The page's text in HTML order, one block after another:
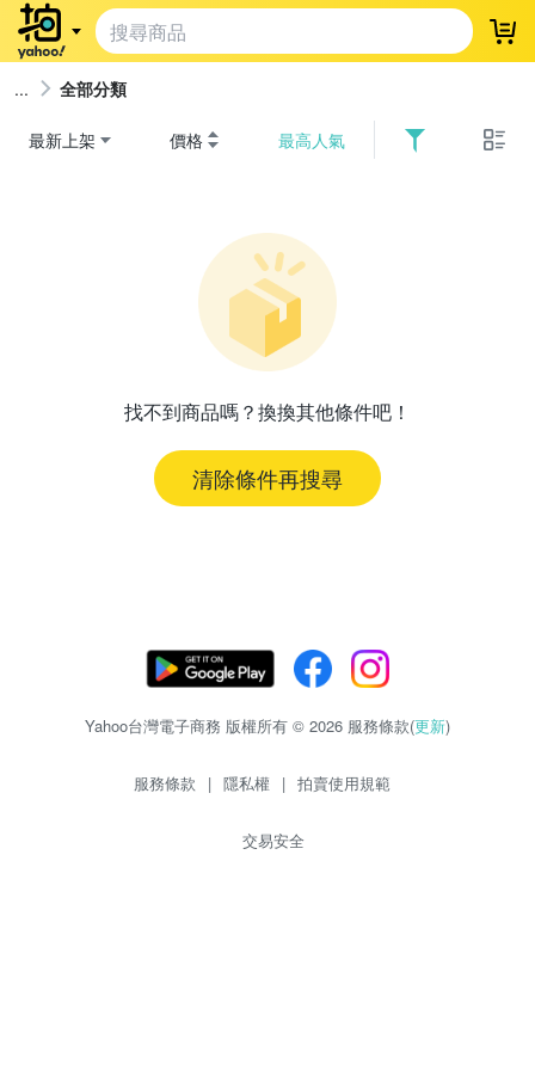
登
全部分類
最新上架 價格 最高人氣
找不到商品嗎？換換其他條件吧！
清除條件再搜尋
Yahoo台灣電子商務 版權所有 © 2026 服務條款(更新)
服務條款 | 隱私權 | 拍賣使用規範
交易安全